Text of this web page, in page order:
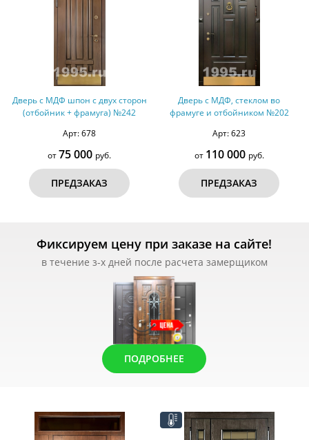
Дверь с МДФ шпон с двух сторон
(отбойник + фрамуга) №242
Арт: 678
от75 000 руб.
ПРЕДЗАКАЗ
Дверь с МДФ, стеклом во
фрамуге и отбойником №202
Арт: 623
от 110 000 руб.
ПРЕДЗАКАЗ
Фиксируем цену при заказе на сайте!
в течение з-х дней после расчета замерщиком
ПОДРОБНЕЕ